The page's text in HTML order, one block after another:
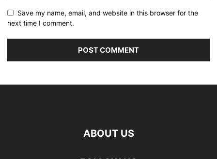
Save my name, email, and website in this browser for the
next time I comment.
ABOUT US